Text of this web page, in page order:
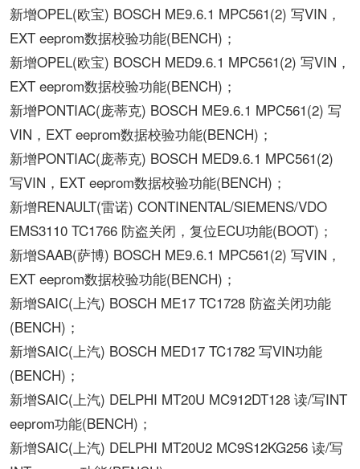
新增OPEL(欧宝) BOSCH ME9.6.1 MPC561(2) 写VIN，
EXT eeprom数据校验功能(BENCH)；
新增OPEL(欧宝) BOSCH MED9.6.1 MPC561(2) 写VIN，
EXT eeprom数据校验功能(BENCH)；
新增PONTIAC(庞蒂克) BOSCH ME9.6.1 MPC561(2) 写
VIN，EXT eeprom数据校验功能(BENCH)；
新增PONTIAC(庞蒂克) BOSCH MED9.6.1 MPC561(2)
写VIN，EXT eeprom数据校验功能(BENCH)；
新增RENAULT(雷诺) CONTINENTAL/SIEMENS/VDO
EMS3110 TC1766 防盗关闭，复位ECU功能(BOOT)；
新增SAAB(萨博) BOSCH ME9.6.1 MPC561(2) 写VIN，
EXT eeprom数据校验功能(BENCH)；
新增SAIC(上汽) BOSCH ME17 TC1728 防盗关闭功能
(BENCH)；
新增SAIC(上汽) BOSCH MED17 TC1782 写VIN功能
(BENCH)；
新增SAIC(上汽) DELPHI MT20U MC912DT128 读/写INT
eeprom功能(BENCH)；
新增SAIC(上汽) DELPHI MT20U2 MC9S12KG256 读/写